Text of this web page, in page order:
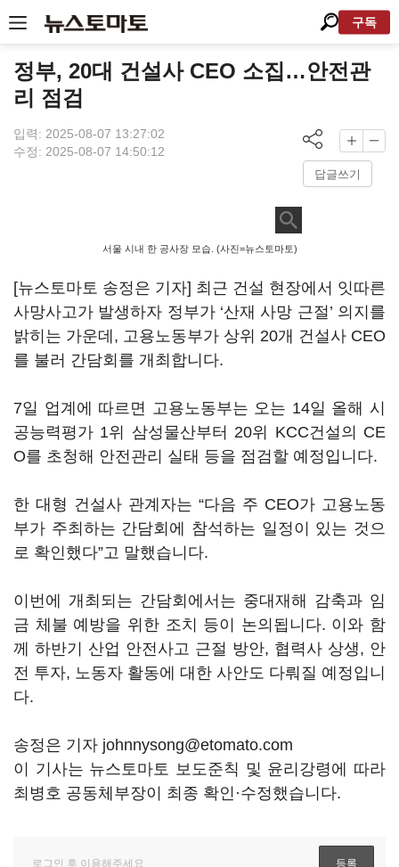
구독
정부, 20대 건설사 CEO 소집…안전관
리 점검
입력: 2025-08-07 13:27:02
수정: 2025-08-07 14:50:12
답글쓰기
서울 시내 한 공사장 모습. (사진=뉴스토마토)
[뉴스토마토 송정은 기자] 최근 건설 현장에서 잇따른
사망사고가 발생하자 정부가 ‘산재 사망 근절’ 의지를
밝히는 가운데, 고용노동부가 상위 20개 건설사 CEO
를 불러 간담회를 개최합니다.
7일 업계에 따르면 고용노동부는 오는 14일 올해 시
공능력평가 1위 삼성물산부터 20위 KCC건설의 CE
O를 초청해 안전관리 실태 등을 점검할 예정입니다.
한 대형 건설사 관계자는 “다음 주 CEO가 고용노동
부가 주최하는 간담회에 참석하는 일정이 있는 것으
로 확인했다”고 말했습니다.
이번에 개최되는 간담회에서는 중대재해 감축과 임
금 체불 예방을 위한 조치 등이 논의됩니다. 이와 함
께 하반기 산업 안전사고 근절 방안, 협력사 상생, 안
전 투자, 노동자 활동에 대한 사안도 다뤄질 예정입니
다.
송정은 기자 johnnysong@etomato.com
이 기사는 뉴스토마토 보도준칙 및 윤리강령에 따라
최병호 공동체부장이 최종 확인·수정했습니다.